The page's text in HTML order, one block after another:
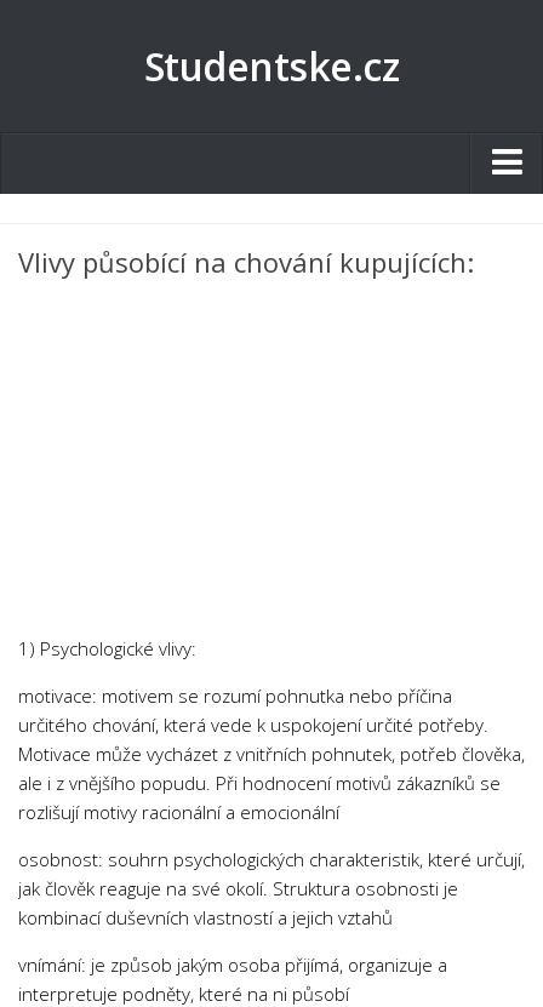
Studentske.cz
Tematické okruhy
Ekologie
Ekonomie
Informatika
Jazyky
Management
Marketing
Občanská nauka
Vlivy působící na chování kupujících:
1) Psychologické vlivy:
motivace: motivem se rozumí pohnutka nebo příčina
určitého chování, která vede k uspokojení určité potřeby.
Motivace může vycházet z vnitřních pohnutek, potřeb člověka,
ale i z vnějšího popudu. Při hodnocení motivů zákazníků se
rozlišují motivy racionální a emocionální
osobnost: souhrn psychologických charakteristik, které určují,
jak člověk reaguje na své okolí. Struktura osobnosti je
kombinací duševních vlastností a jejich vztahů
vnímání: je způsob jakým osoba přijímá, organizuje a
interpretuje podněty, které na ni působí